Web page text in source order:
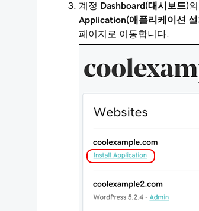
계정 Dashboard(대시보드)의
Application(애플리케이션 설
페이지로 이동합니다.